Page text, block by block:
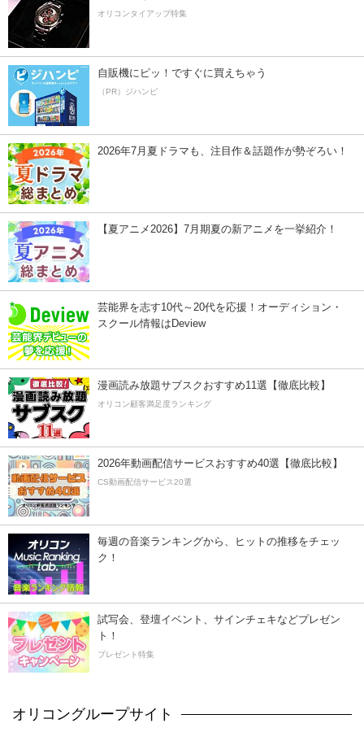
オリコンタイアップ特集
自販機にピッ！ですぐに買えちゃう
（PR）ジハンピ
2026年7月夏ドラマも、注目作＆話題作が勢ぞろい！
【夏アニメ2026】7月期夏の新アニメを一挙紹介！
芸能界を志す10代～20代を応援！オーディション・
スクール情報はDeview
漫画読み放題サブスクおすすめ11選【徹底比較】
オリコン顧客満足度ランキング
2026年動画配信サービスおすすめ40選【徹底比較】
CS動画配信サービス20選
毎週の音楽ランキングから、ヒットの推移をチェッ
ク！
試写会、登壇イベント、サインチェキなどプレゼン
ト！
プレゼント特集
オリコングループサイト